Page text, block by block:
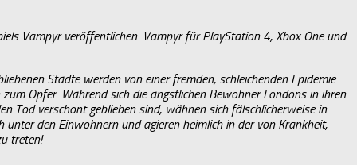
Vampyr veröffentlichen. Vampyr für PlayStation 4, Xbox One und
Städte werden von einer fremden, schleichenden Epidemie
Opfer. Während sich die ängstlichen Bewohner Londons in ihren
Tod verschont geblieben sind, wähnen sich fälschlicherweise in
den Einwohnern und agieren heimlich in der von Krankheit,
treten!